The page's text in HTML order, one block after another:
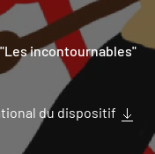
incontournables"
du dispositif